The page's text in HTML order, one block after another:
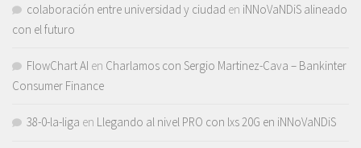
colaboración entre universidad y ciudad en iNNoVaNDiS alineado
con el futuro
FlowChart AI en Charlamos con Sergio Martinez-Cava – Bankinter
Consumer Finance
38-0-la-liga en Llegando al nivel PRO con lxs 20G en iNNoVaNDiS